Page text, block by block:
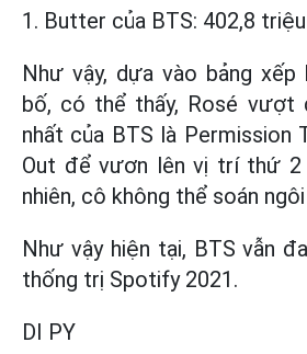
1. Butter của BTS: 402,8
Như vậy, dựa vào bảng
bố, có thể thấy, Rosé vượt
nhất của BTS là Permission
Out để vươn lên vị trí thứ 2
nhiên, cô không thể soán
Như vậy hiện tại, BTS vẫn
thống trị Spotify 2021.
DI PY